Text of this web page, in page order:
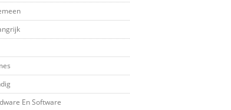
En Software